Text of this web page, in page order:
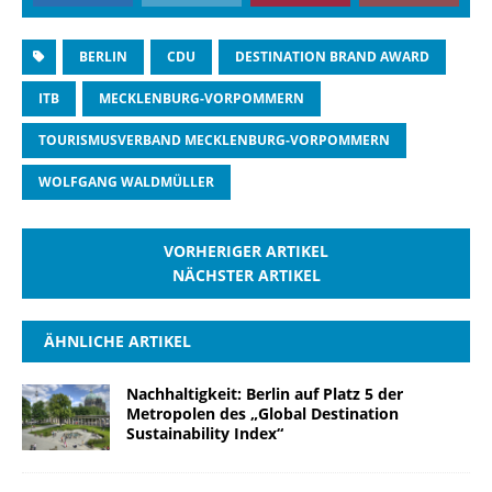
BERLIN CDU DESTINATION BRAND AWARD
ITB MECKLENBURG-VORPOMMERN
TOURISMUSVERBAND MECKLENBURG-VORPOMMERN
WOLFGANG WALDMÜLLER
VORHERIGER ARTIKEL
NÄCHSTER ARTIKEL
ÄHNLICHE ARTIKEL
Nachhaltigkeit: Berlin auf Platz 5 der
Metropolen des „Global Destination
Sustainability Index“